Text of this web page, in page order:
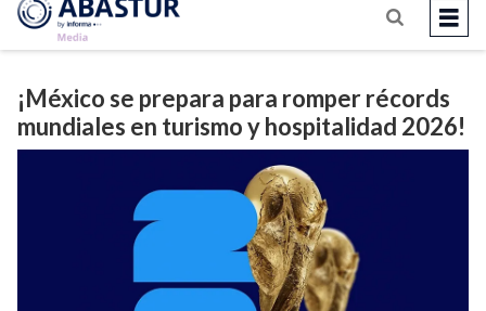
¡México se prepara para romper récords
mundiales en turismo y hospitalidad 2026!